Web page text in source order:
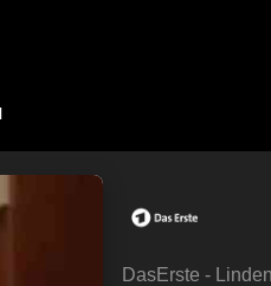
DasErste -